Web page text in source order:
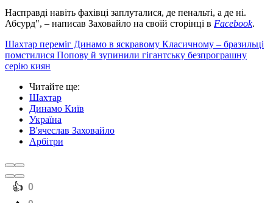
Насправді навіть фахівці заплуталися, де пенальті, а де ні.
Абсурд", – написав Заховайло на своїй сторінці в Facebook.
Шахтар переміг Динамо в яскравому Класичному – бразильці
помстилися Попову й зупинили гігантську безпрограшну
серію киян
Читайте ще:
Шахтар
Динамо Київ
Україна
В'ячеслав Заховайло
Арбітри
️👍 0